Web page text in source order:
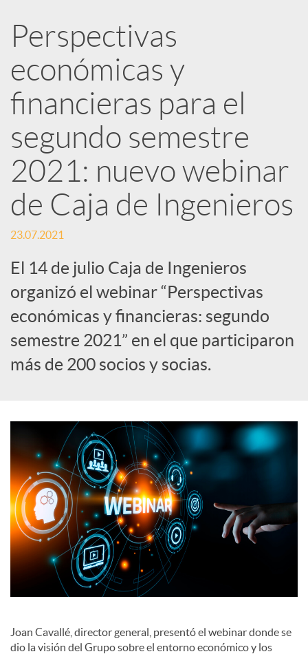
e
d
e
s
S
o
c
i
l
e
s
Perspectivas
económicas y
financieras para el
segundo semestre
2021: nuevo webinar
de Caja de Ingenieros
23.07.2021
El 14 de julio Caja de Ingenieros
organizó el webinar “Perspectivas
económicas y financieras: segundo
semestre 2021” en el que participaron
más de 200 socios y socias.
Joan Cavallé, director general, presentó el webinar donde se
dio la visión del Grupo sobre el entorno económico y los